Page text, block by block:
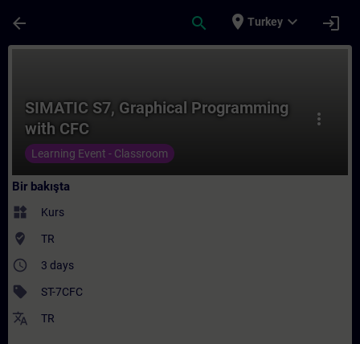
arrow_back search place Turkey expand_more login
more_vert
SIMATIC S7, Graphical Programming
with CFC
Learning Event - Classroom
Bir bakışta
widgets Kurs
where_to_vote TR
access_time 3 days
sell ST-7CFC
translate TR